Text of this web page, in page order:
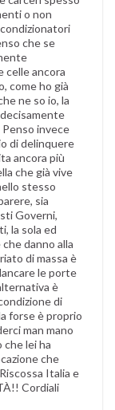
o non
che se
celle ancora
come ho già
ne so io, la
invece
di delinquere
ancora più
che già vive
stesso
sia
Governi,
la sola ed
danno alla
di massa è
le porte
è
di
forse è proprio
man mano
lei ha
che
Italia e
Cordiali